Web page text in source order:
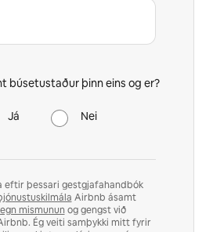
búsetustaður þinn eins og er?
Já Nei
eftir þessari gestgjafahandbók
Airbnb ásamt
mismunun og gengst við
Ég veiti samþykki mitt fyrir